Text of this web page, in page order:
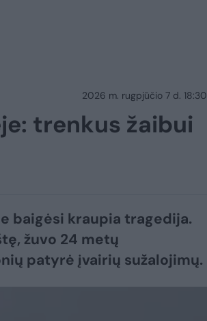
2026 m. rugpjūčio 7 d. 18:30
trenkus žaibui
baigėsi kraupia tragedija.
žuvo 24 metų
patyrė įvairių sužalojimų.